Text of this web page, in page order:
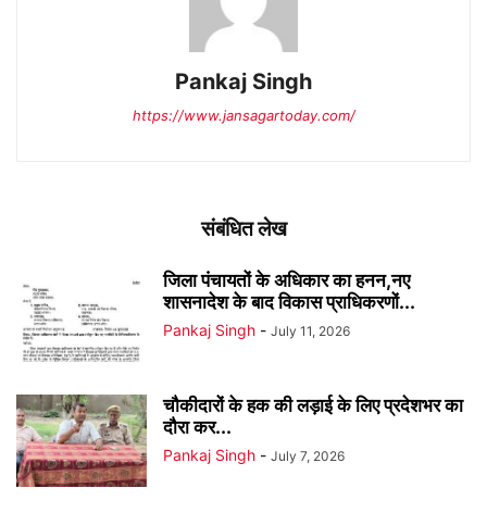
Pankaj Singh
https://www.jansagartoday.com/
संबंधित लेख
जिला पंचायतों के अधिकार का हनन,नए
शासनादेश के बाद विकास प्राधिकरणों...
Pankaj Singh - July 11, 2026
चौकीदारों के हक की लड़ाई के लिए प्रदेशभर का
दौरा कर...
Pankaj Singh - July 7, 2026